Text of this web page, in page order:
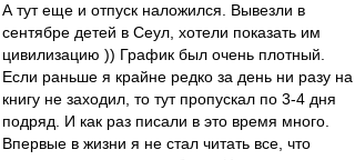
А тут еще и отпуск наложился. Вывезли в
сентябре детей в Сеул, хотели показать им
цивилизацию )) График был очень плотный.
Если раньше я крайне редко за день ни разу на
книгу не заходил, то тут пропускал по 3-4 дня
подряд. И как раз писали в это время много.
Впервые в жизни я не стал читать все, что